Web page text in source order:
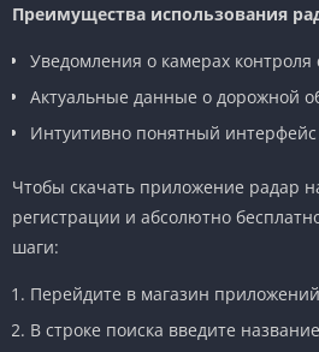
Преимущества использования
Уведомления о камерах контроля
Актуальные данные о дорожной
Интуитивно понятный интерфейс
Чтобы скачать приложение радар
регистрации и абсолютно
шаги:
Перейдите в магазин
В строке поиска введите